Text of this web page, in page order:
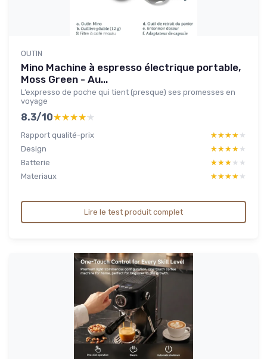
OUTIN
Mino Machine à espresso électrique portable,
Moss Green - Au...
L’expresso de poche qui tient (presque) ses promesses en
voyage
8.3/10★★★★★
★★★★★
Rapport qualité-prix ★★★★★
★★★★★
Design
★★★★★
★★★★★
Batterie
★★★★★
★★★★★
Materiaux
★★★★★
★★★★★
Lire le test produit complet